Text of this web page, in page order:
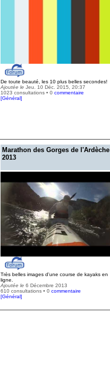
De toute beauté, les 10 plus belles secondes!
Ajoutée le Jeu. 10 Déc. 2015, 20:37
1023 consultations • 0 commentaire
[Général]
Marathon des Gorges de l'Ardèche
2013
Très belles images d'une course de kayaks en
ligne.
Ajoutée le 6 Décembre 2013
610 consultations • 0 commentaire
[Général]